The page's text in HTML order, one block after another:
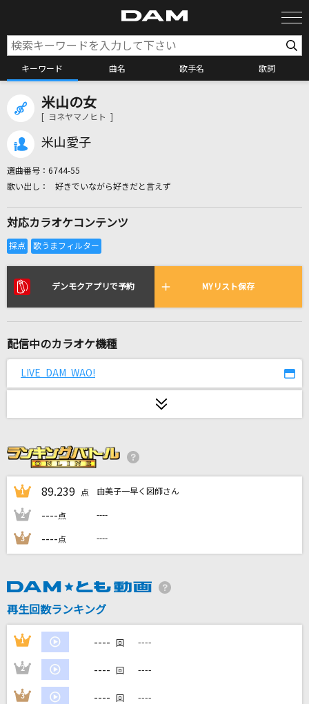
キーワード 曲名 歌手名 歌詞
リアルタイムで歌われている曲の一覧
ナイショの話
綺羅
サイレントマジョリティー
欅坂46
MEN OF DESTINY
MIQ(MIO)
ReoNa
最後の雨
中西保志
奏(かなで)
スキマスイッチ
米山の女
[ ヨネヤマノヒト ]
米山愛子
選曲番号： 6744-55
好きでいながら好きだと言えず
対応カラオケコンテンツ
デンモクアプリで予約 MYリスト保存
配信中のカラオケ機種
LIVE DAM WAO!
1 89.239 点 由美子一早く図師さん
2 ----点 ----
3 ----点 ----
再生回数ランキング
1 ---- 回 ----
2 ---- 回 ----
3 ---- 回 ----